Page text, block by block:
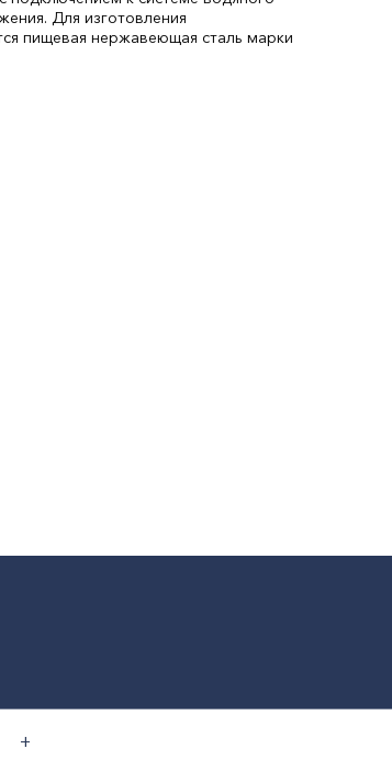
Для изготовления
пищевая нержавеющая сталь марки